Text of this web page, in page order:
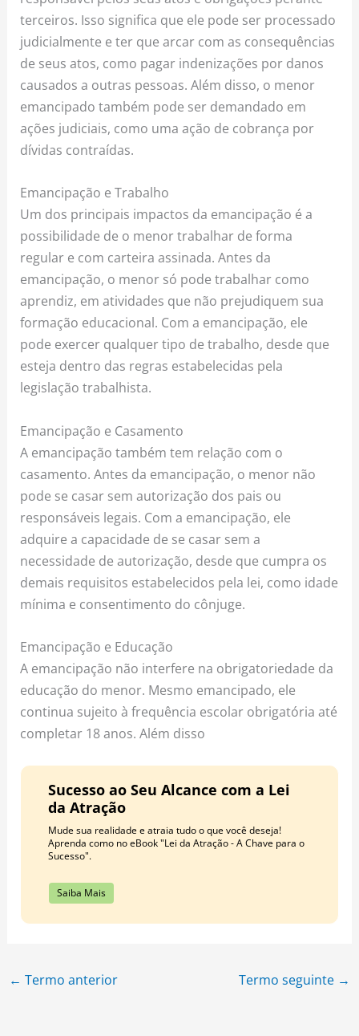
terceiros. Isso significa que ele pode ser processado
judicialmente e ter que arcar com as consequências
de seus atos, como pagar indenizações por danos
causados a outras pessoas. Além disso, o menor
emancipado também pode ser demandado em
ações judiciais, como uma ação de cobrança por
dívidas contraídas.
Emancipação e Trabalho
Um dos principais impactos da emancipação é a
possibilidade de o menor trabalhar de forma
regular e com carteira assinada. Antes da
emancipação, o menor só pode trabalhar como
aprendiz, em atividades que não prejudiquem sua
formação educacional. Com a emancipação, ele
pode exercer qualquer tipo de trabalho, desde que
esteja dentro das regras estabelecidas pela
legislação trabalhista.
Emancipação e Casamento
A emancipação também tem relação com o
casamento. Antes da emancipação, o menor não
pode se casar sem autorização dos pais ou
responsáveis legais. Com a emancipação, ele
adquire a capacidade de se casar sem a
necessidade de autorização, desde que cumpra os
demais requisitos estabelecidos pela lei, como idade
mínima e consentimento do cônjuge.
Emancipação e Educação
A emancipação não interfere na obrigatoriedade da
educação do menor. Mesmo emancipado, ele
continua sujeito à frequência escolar obrigatória até
completar 18 anos. Além disso
Sucesso ao Seu Alcance com a Lei
da Atração
Mude sua realidade e atraia tudo o que você deseja!
Aprenda como no eBook "Lei da Atração - A Chave para o
Sucesso".
Saiba Mais
← Termo anterior Termo seguinte →